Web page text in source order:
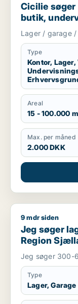
Cicilie
butik,
garage til
Nordsjælland
Lager / garage
Type
Kontor,
Areal
15 - 100.000 m
Max. per måned
2.000 DKK
Jeg søger lager
9 mdr siden
Jeg søger
Region
Jeg søger 300-
Type
Lager, Garage